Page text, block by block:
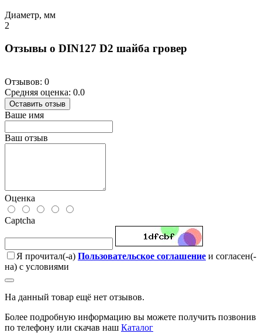
Диаметр, мм
2
Отзывы о DIN127 D2 шайба гровер
Отзывов: 0
Средняя оценка: 0.0
Оставить отзыв
Ваше имя
Ваш отзыв
Оценка
Captcha
Я прочитал(-а) Пользовательское соглашение и согласен(-
на) с условиями
На данный товар ещё нет отзывов.
Более подробную информацию вы можете получить позвонив
по телефону или скачав наш Каталог